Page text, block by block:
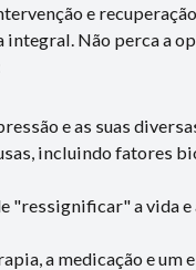
e
integral. Não perca a
e as suas
incluindo fatores
"ressignificar" a vida e
a medicação e um